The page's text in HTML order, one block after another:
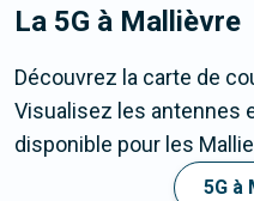
La 5G à Mallièvre
Découvrez la carte de
Visualisez les antennes
disponible pour les
5G à